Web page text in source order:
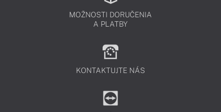
MOŽNOSTI DORUČENIA
A PLATBY
KONTAKTUJTE NÁS